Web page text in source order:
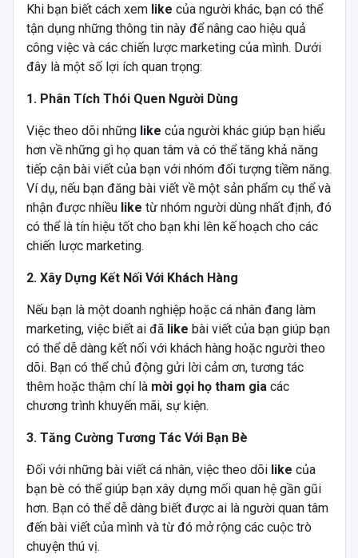
Khi bạn biết cách xem like của người khác, bạn có thể
tận dụng những thông tin này để nâng cao hiệu quả
công việc và các chiến lược marketing của mình. Dưới
đây là một số lợi ích quan trọng:
1. Phân Tích Thói Quen Người Dùng
Việc theo dõi những like của người khác giúp bạn hiểu
hơn về những gì họ quan tâm và có thể tăng khả năng
tiếp cận bài viết của bạn với nhóm đối tượng tiềm năng.
Ví dụ, nếu bạn đăng bài viết về một sản phẩm cụ thể và
nhận được nhiều like từ nhóm người dùng nhất định, đó
có thể là tín hiệu tốt cho bạn khi lên kế hoạch cho các
chiến lược marketing.
2. Xây Dựng Kết Nối Với Khách Hàng
Nếu bạn là một doanh nghiệp hoặc cá nhân đang làm
marketing, việc biết ai đã like bài viết của bạn giúp bạn
có thể dễ dàng kết nối với khách hàng hoặc người theo
dõi. Bạn có thể chủ động gửi lời cảm ơn, tương tác
thêm hoặc thậm chí là mời gọi họ tham gia các
chương trình khuyến mãi, sự kiện.
3. Tăng Cường Tương Tác Với Bạn Bè
Đối với những bài viết cá nhân, việc theo dõi like của
bạn bè có thể giúp bạn xây dựng mối quan hệ gần gũi
hơn. Bạn có thể dễ dàng biết được ai là người quan tâm
đến bài viết của mình và từ đó mở rộng các cuộc trò
chuyện thú vị.